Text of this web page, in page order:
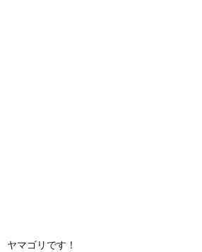
ヤマゴリです！